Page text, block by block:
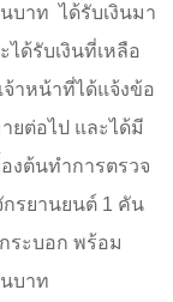
บาท ได้รับเงินมา
ด้รับเงินที่เหลือ
จ้าหน้าที่ได้แจ้งข้อ
ยต่อไป และได้มี
งต้นทำการตรวจ
รยานยนต์ 1 คัน
กระบอก พร้อม
บาท